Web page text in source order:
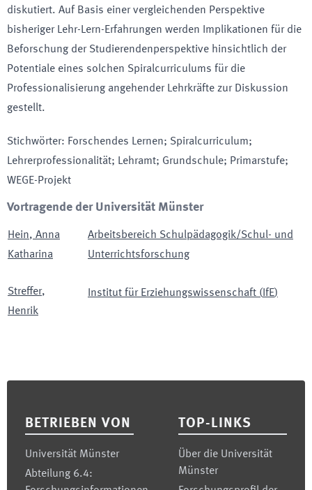
diskutiert. Auf Basis einer vergleichenden Perspektive
bisheriger Lehr-Lern-Erfahrungen werden Implikationen für die
Beforschung der Studierendenperspektive hinsichtlich der
Potentiale eines solchen Spiralcurriculums für die
Professionalisierung angehender Lehrkräfte zur Diskussion
gestellt.
Stichwörter: Forschendes Lernen; Spiralcurriculum;
Lehrerprofessionalität; Lehramt; Grundschule; Primarstufe;
WEGE-Projekt
Vortragende der Universität Münster
Hein, Anna
Katharina
Arbeitsbereich Schulpädagogik/Schul- und
Unterrichtsforschung
Streffer,
Henrik
Institut für Erziehungswissenschaft ( IfE)
BETRIEBEN VON
Universität Münster
Abteilung 6.4:
TOP-LINKS
Über die Universität
Münster